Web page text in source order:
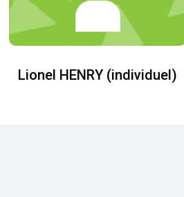
Lionel HENRY (individuel)